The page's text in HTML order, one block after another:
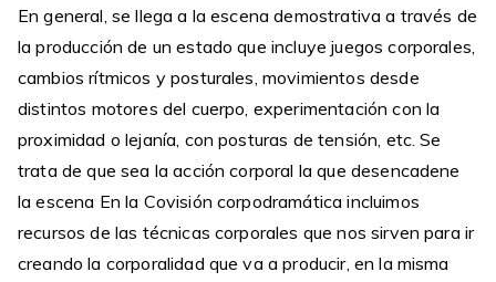
En general, se llega a la escena demostrativa a través de
la producción de un estado que incluye juegos corporales,
cambios rítmicos y posturales, movimientos desde
distintos motores del cuerpo, experimentación con la
proximidad o lejanía, con posturas de tensión, etc. Se
trata de que sea la acción corporal la que desencadene
la escena En la Covisión corpodramática incluimos
recursos de las técnicas corporales que nos sirven para ir
creando la corporalidad que va a producir, en la misma